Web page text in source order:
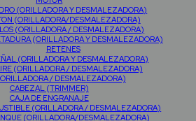
(ORILLADORA Y DESMALEZADORA)
(ORILLADORA/DESMALEZADORA)
(ORILLADORA / DESMALEZADORA)
(ORILLADORA Y DESMALEZADORA)
RETENES
(ORILLADORA Y DESMALEZADORA)
(ORILLADORA / DESMALEZADORA)
/ DESMALEZADORA)
CABEZAL (TRIMMER)
CAJA DE ENGRANAJE
(ORILLADORA / DESMALEZADORA)
(ORILLADORA/DESMALEZADORA)